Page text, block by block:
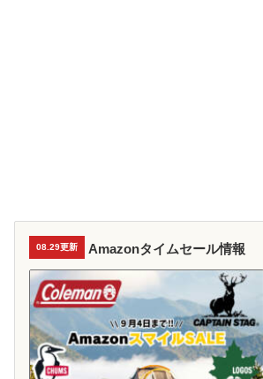
08.29更新 Amazonタイムセール情報